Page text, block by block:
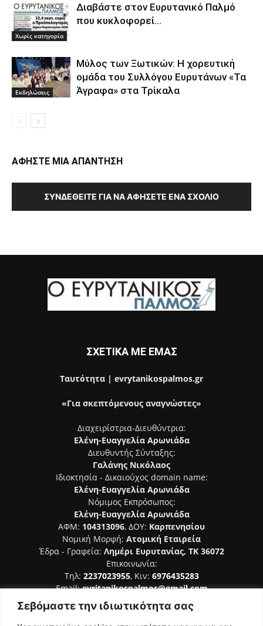
Σεβόμαστε την ιδιωτικότητα σας
Χωρίς κατηγορία
Διαβάστε στον Ευρυτανικό Παλμό
που κυκλοφορεί…
Εκδηλώσεις
Μύλος των Ξωτικών: Η χορευτική
ομάδα του Συλλόγου Ευρυτάνων «Τα
Άγραφα» στα Τρίκαλα
ΑΦΗΣΤΕ ΜΙΑ ΑΠΑΝΤΗΣΗ
ΣΥΝΔΕΘΕΊΤΕ ΓΙΑ ΝΑ ΑΦΉΣΕΤΕ ΈΝΑ ΣΧΌΛΙΟ
ΣΧΕΤΙΚΑ ΜΕ ΕΜΑΣ
Ταυτότητα | evrytanikospalmos.gr
«Για σκεπτόμενους αναγνώστες»
Διαχειρίστρια-Διευθύντρια:
Ελένη-Ευαγγελία Αρωνιάδα
Διευθυντής Σύνταξης:
Γαλάνης Νικόλαος
Ιδιοκτησία - Δικαιούχος domain name:
Ελένη-Ευαγγελία Αρωνιάδα
Νόμιμος Εκπρόσωπος:
Ελένη-Ευαγγελία Αρωνιάδα
ΑΦΜ: 104313096, ΔΟΥ: Καρπενησίου
Νομική Μορφή: Ατομική Εταιρεία
Έδρα - Γραφεία: Λημέρι Ευρυτανίας, ΤΚ 36072
Επικοινωνία:
Τηλ: 2237023955, Κιν: 6976435283
Email:evritanikospalmos@gmail.com
Αριθμός Πιστοποίησης Μ.Η.Τ. 242044